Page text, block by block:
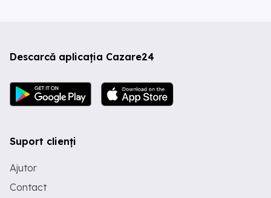
Descarcă aplicația Cazare24
Suport clienți
Ajutor
Contact